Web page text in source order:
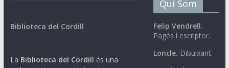
Biblioteca del Cordill
La Biblioteca del Cordill és una
Qui Som
Felip Vendrell.
Pagès i escriptor.
Loncle. Dibuixant.